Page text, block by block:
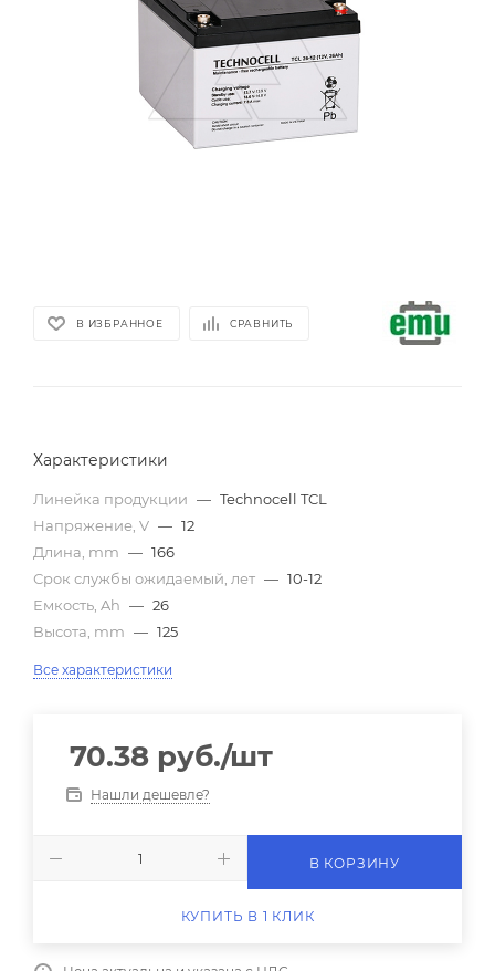
В ИЗБРАННОЕ СРАВНИТЬ
Характеристики
Линейка продукции — Technocell TCL
Напряжение, V — 12
Длина, mm — 166
Срок службы ожидаемый, лет — 10-12
Емкость, Ah — 26
Высота, mm — 125
Все характеристики
70.38 руб./шт
Нашли дешевле?
В КОРЗИНУ
КУПИТЬ В 1 КЛИК